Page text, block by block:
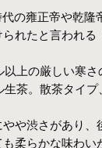
の雍正帝や乾隆
れたと言われる
上の厳しい寒
茶。散茶タイプ
や渋さがあり、
柔らかな味わい